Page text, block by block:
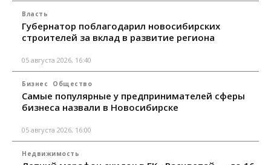
Власть
Губернатор поблагодарил новосибирских
строителей за вклад в развитие региона
05 августа 2026, 16:40
Бизнес Общество
Самые популярные у предпринимателей сферы
бизнеса назвали в Новосибирске
05 августа 2026, 16:00
Недвижимость